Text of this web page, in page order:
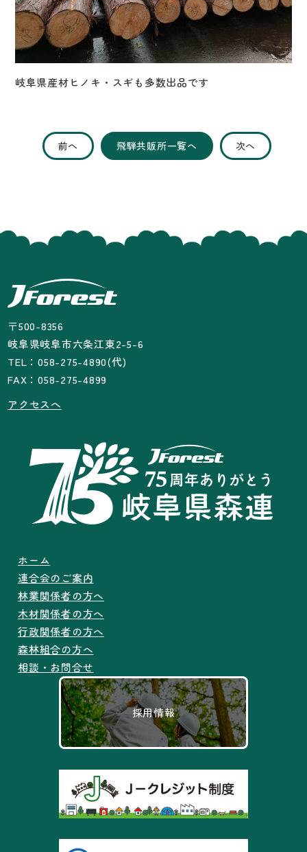
岐阜県産材ヒノキ・スギも多数出品です
前へ 飛騨共販所一覧へ 次へ
〒500-8356
岐阜県岐阜市六条江東2-5-6
TEL：058-275-4890(代)
FAX：058-275-4899
アクセスへ
ホーム
連合会のご案内
林業関係者の方へ
木材関係者の方へ
行政関係者の方へ
森林組合の方へ
相談・お問合せ
採用情報